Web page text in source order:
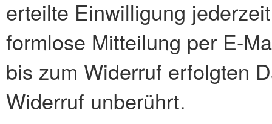
erteilte Einwilligung
formlose Mitteilung per E-
bis zum Widerruf erfolgten
Widerruf unberührt.